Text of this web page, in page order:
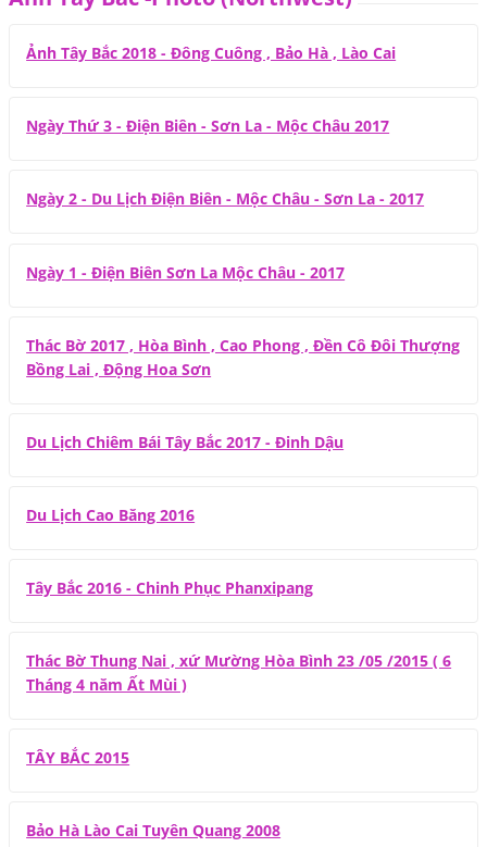
Ảnh Tây Bắc 2018 - Đông Cuông , Bảo Hà , Lào Cai
Ngày Thứ 3 - Điện Biên - Sơn La - Mộc Châu 2017
Ngày 2 - Du Lịch Điện Biên - Mộc Châu - Sơn La - 2017
Ngày 1 - Điện Biên Sơn La Mộc Châu - 2017
Thác Bờ 2017 , Hòa Bình , Cao Phong , Đền Cô Đôi Thượng
Bồng Lai , Động Hoa Sơn
Du Lịch Chiêm Bái Tây Bắc 2017 - Đinh Dậu
Du Lịch Cao Băng 2016
Tây Bắc 2016 - Chinh Phục Phanxipang
Thác Bờ Thung Nai , xứ Mường Hòa Bình 23 /05 /2015 ( 6
Tháng 4 năm Ất Mùi )
TÂY BẮC 2015
Bảo Hà Lào Cai Tuyên Quang 2008